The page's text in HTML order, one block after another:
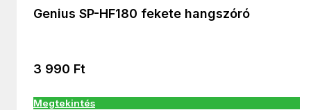
Genius SP-HF180 fekete hangszóró
3 990 Ft
Megtekintés